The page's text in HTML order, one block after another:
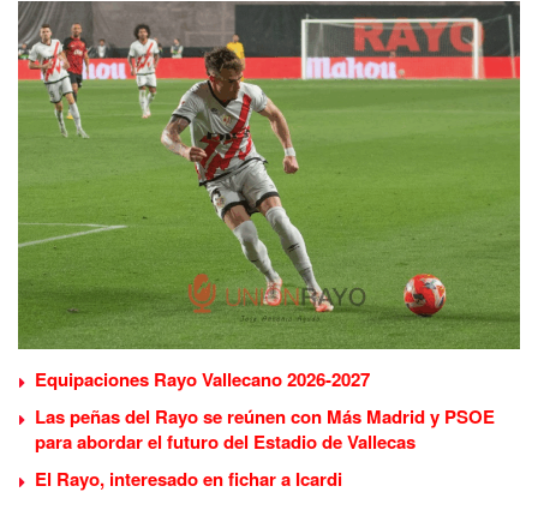
Equipaciones Rayo Vallecano 2026-2027
Las peñas del Rayo se reúnen con Más Madrid y PSOE
para abordar el futuro del Estadio de Vallecas
El Rayo, interesado en fichar a Icardi